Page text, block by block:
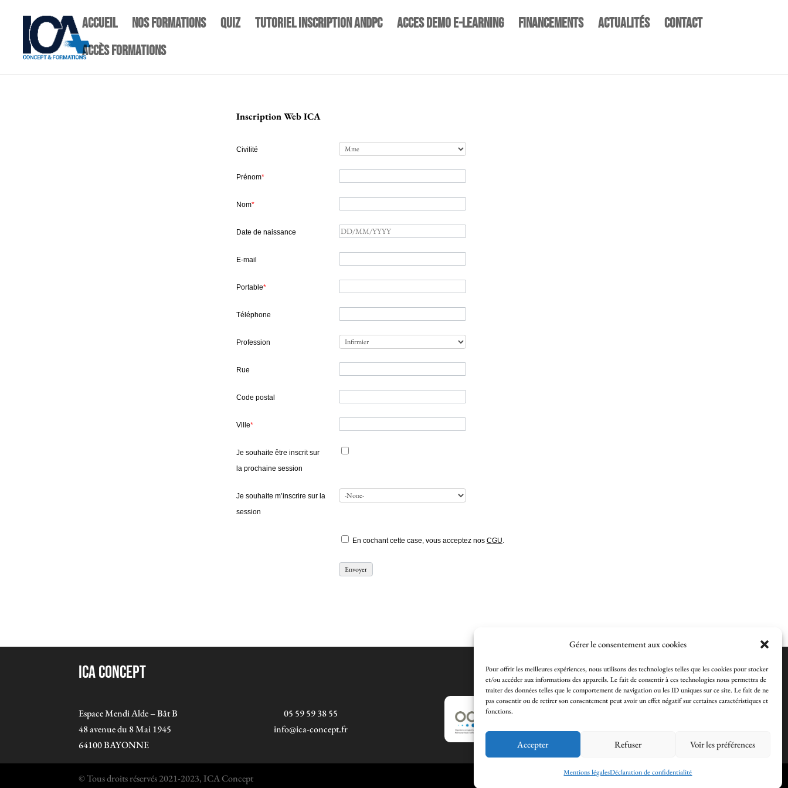
Gérer le consentement aux cookies
Pour offrir les meilleures expériences, nous utilisons des technologies telles que les cookies pour stocker
et/ou accéder aux informations des appareils. Le fait de consentir à ces technologies nous permettra de
traiter des données telles que le comportement de navigation ou les ID uniques sur ce site. Le fait de ne
pas consentir ou de retirer son consentement peut avoir un effet négatif sur certaines caractéristiques et
fonctions.
Accepter Refuser Voir les préférences
Mentions légalesDéclaration de confidentialité
Accueil NOS FORMATIONS quiz TUTORIEL INSCRIPTION ANDPC ACCES DEMO E-LEARNING Financements Actualités
Contact
Accès Formations
Inscription Web ICA
Civilité
Prénom*
Nom*
Date de naissance
E-mail
Portable*
Téléphone
Profession
Rue
Code postal
Ville*
Je souhaite être inscrit sur
la prochaine session
Je souhaite m’inscrire sur la
session
En cochant cette case, vous acceptez nos CGU
ICA Concept
Espace Mendi Alde – Bât B
48 avenue du 8 Mai 1945
64100 BAYONNE
05 59 59 38 55
info@ica-concept.fr
© Tous droits réservés 2021-2023, ICA Concept